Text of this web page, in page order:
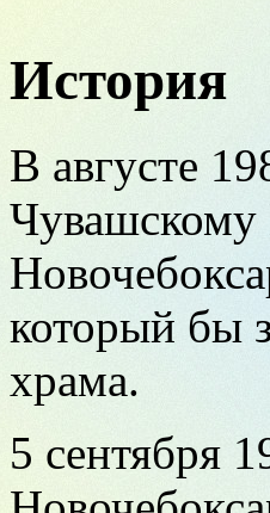
История
В августе
Чувашскому
который бы
храма.
5 сентября